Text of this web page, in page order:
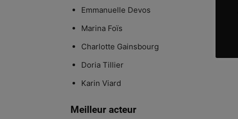
Emmanuelle Devos
Marina Foïs
Charlotte Gainsbourg
Doria Tillier
Karin Viard
Meilleur acteur